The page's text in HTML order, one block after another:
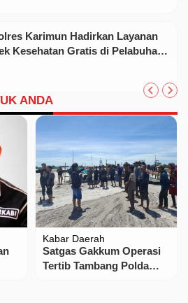
Karimun Hadirkan Layanan
Kesehatan Gratis di Pelabuhan,
ANDA
Kabar Daerah
Satgas Gakkum Operasi
Tertib Tambang Polda